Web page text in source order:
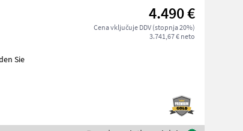
4.490 €
Cena vključuje DDV (stopnja 20%)
3.741,67 € neto